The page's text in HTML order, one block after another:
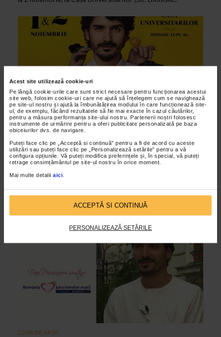
Acest site utilizează cookie-uri
Pe lângă cookie-urile care sunt strict necesare pentru funcționarea acestui
site web, folosim cookie-uri care ne ajută să înțelegem cum se navighează
pe site-ul nostru și ajută la îmbunătățirea modului în care funcționează site-
ul, de exemplu, făcând rezultatele să fie mai exacte în cazul căutărilor,
pentru a măsura performanța site-ului nostru. Partenerii noștri folosesc
instrumente de urmărire pentru a oferi publicitate personalizată pe baza
obiceiurilor dvs. de navigare.
Puteți face clic pe „Acceptă si continuă” pentru a fi de acord cu aceste
utilizări sau puteți face clic pe „Personalizează setările” pentru a vă
configura opțiunile. Vă puteți modifica preferințele și, în special, vă puteți
retrage consimțământul pe site-ul nostru în orice moment.
Mai multe detalii aici
ACCEPTĂ SI CONTINUĂ
PERSONALIZEAZĂ SETĂRILE
ALTE MATERIALE
Autor 12 /Casa Universitarilor/ 1 & 2
Noiembrie
22/10/2014
2 noiembrie, la Casa Universitarilor din Bucuresti, vino la
targul Autor sa afli who's who in bijuteria...
CLIPA DE ARTA